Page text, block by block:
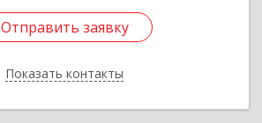
Отправить заявку
Показать контакты
Отправить заявку
Назад